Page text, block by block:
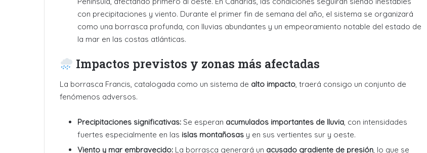
con precipitaciones y viento. Durante el primer fin de semana del año, el sistema se organizará
como una borrasca profunda, con lluvias abundantes y un empeoramiento notable del estado de
la mar en las costas atlánticas.
Impactos previstos y zonas más afectadas
La borrasca Francis, catalogada como un sistema de alto impacto, traerá consigo un conjunto de
fenómenos adversos.
Precipitaciones significativas: Se esperan acumulados importantes de lluvia, con intensidades
fuertes especialmente en las islas montañosas y en sus vertientes sur y oeste.
Viento y mar embravecido: La borrasca generará un acusado gradiente de presión, lo que se